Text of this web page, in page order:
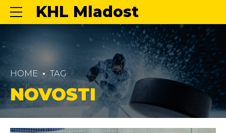
KHL Mladost
HOME TAG
NOVOSTI